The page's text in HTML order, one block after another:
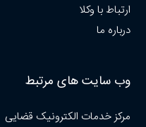
ارتباط با وکلا
درباره ما
وب سایت های مرتبط
مرکز خدمات الکترونیک قضایی